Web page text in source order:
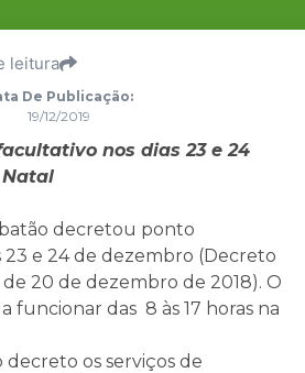
leitura
De Publicação:
19/12/2019
nos dias 23 e 24
decretou ponto
e 24 de dezembro (Decreto
de 20 de dezembro de 2018). O
funcionar das 8 às 17 horas na
os serviços de